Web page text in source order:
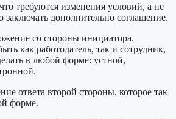
требуются изменения условий, а не
заключать дополнительно соглашение.
со стороны инициатора.
как работодатель, так и сотрудник,
в любой форме: устной,
ответа второй стороны, которое так
форме.